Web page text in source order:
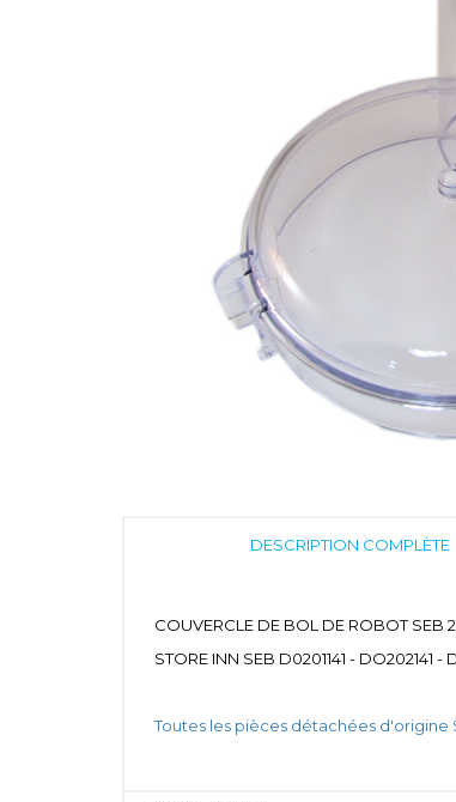
DESCRIPTION COMPLÈTE
COUVERCLE DE BOL DE ROBOT SEB
STORE INN SEB D0201141 - DO202141
Toutes les pièces détachées d'origine